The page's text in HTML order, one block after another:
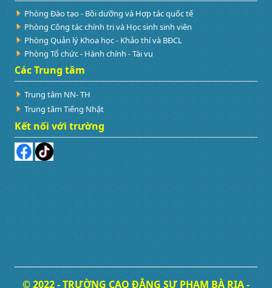
Phòng Đào tạo - Bồi dưỡng và Hợp tác quốc tế
Phòng Công tác chính trị và Học sinh sinh viên
Phòng Quản lý Khoa học - Khảo thí và BĐCL
Phòng Tổ chức - Hành chính - Tài vụ
Các Trung tâm
Trung tâm NN- TH
Trung tâm Tiếng Nhật
Kết nối với trường
© 2022 - TRƯỜNG CAO ĐẲNG SƯ PHẠM BÀ RỊA -